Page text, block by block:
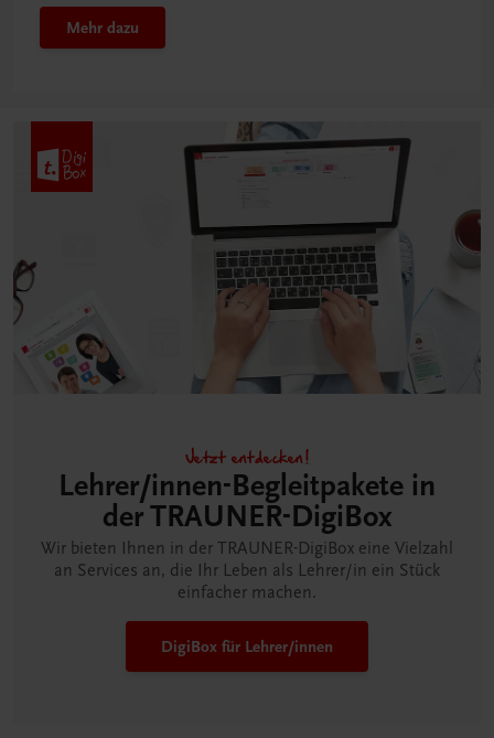
Mehr dazu
Jetzt entdecken!
Lehrer/innen-Begleitpakete in
der TRAUNER-DigiBox
Wir bieten Ihnen in der TRAUNER-DigiBox eine Vielzahl
an Services an, die Ihr Leben als Lehrer/in ein Stück
einfacher machen.
DigiBox für Lehrer/innen